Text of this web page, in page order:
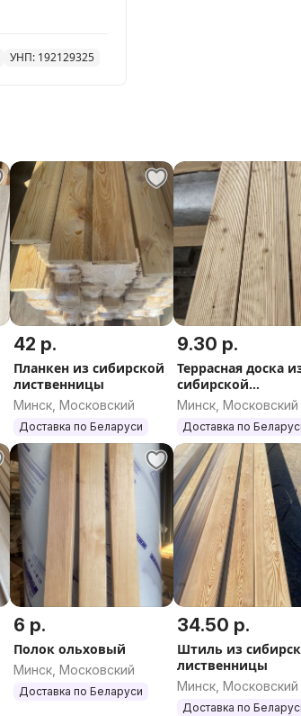
УНП: 192129325
42 р.
Планкен из сибирской
лиственницы
Минск, Московский
Доставка по Беларуси
9.30 р.
Террасная доска
сибирской
лиственницы
Минск, Московский
Доставка по
6 р.
Полок ольховый
Минск, Московский
Доставка по Беларуси
34.50 р.
Штиль из
лиственницы
Минск, Московский
Доставка по